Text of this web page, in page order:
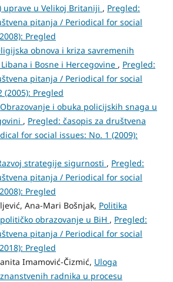
uprave u Velikoj Britaniji , Pregled:
pitanja / Periodical for social
Pregled
obnova i kriza savremenih
i Bosne i Hercegovine , Pregled:
pitanja / Periodical for social
(2005): Pregled
Obrazovanje i obuka policijskih snaga u
, Pregled: časopis za društvena
for social issues: No. 1 (2009):
strategije sigurnosti , Pregled:
pitanja / Periodical for social
Pregled
Ana-Mari Bošnjak, Politika
obrazovanje u BiH , Pregled:
pitanja / Periodical for social
Pregled
Imamović-Čizmić, Uloga
radnika u procesu